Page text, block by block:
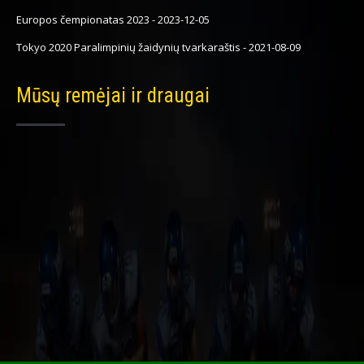
Europos čempionatas 2023 -2023-12-05
Tokyo 2020 Paralimpinių žaidynių tvarkaraštis -2021-08-09
Mūsų remėjai ir draugai